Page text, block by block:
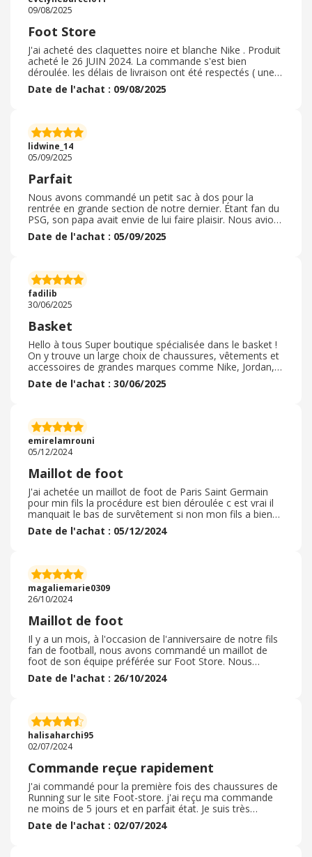
09/08/2025
Foot Store
J'ai acheté des claquettes noire et blanche Nike . Produit
acheté le 26 JUIN 2024. La commande s'est bien
déroulée. les délais de livraison ont été respectés ( une
semaine) . Le produit reçu était bien emballé et
conforme à mon attente. j'ai eu un code promotion
attentes. Très bon rapport qualité / prix et facile
d'utilisation. Mon fils adore. je recommande fortement
ce produit qui a duré dans le temps.
Date de l'achat : 09/08/2025
lidwine_14
05/09/2025
Parfait
Nous avons commandé un petit sac à dos pour la
rentrée en grande section de notre dernier. Étant fan du
PSG, son papa avait envie de lui faire plaisir. Nous avions
repéré un modèle mais qui était assez cher comparé à la
taille ( même si elle correspondait tout à fait à ce que
moins cher que la concurrence car en promo ( entre 10
et 15€ en moyenne) . Le fait qu’il soit sur EBuyClub m’a
poussé à commander même si je ne connaissais pas le
site. L’envoi a été très rapide, nous avons reçu le sac en
quelques jours.
Date de l'achat : 05/09/2025
fadilib
30/06/2025
Basket
Hello à tous Super boutique spécialisée dans le basket !
On y trouve un large choix de chaussures, vêtements et
accessoires de grandes marques comme Nike, Jordan,
Adidas ou Under Armour. L’équipe est vraiment
passionnée, à l’écoute et donne d’excellents conseils,
livraison est rapide. C’est devenu mon adresse
incontournable pour tout ce qui touche au basketball. Je
recommande vivement !
Date de l'achat : 30/06/2025
emirelamrouni
05/12/2024
Maillot de foot
J'ai achetée un maillot de foot de Paris Saint Germain
pour min fils la procédure est bien déroulée c est vrai il
manquait le bas de survêtement si non mon fils a bien
aimé ce maillot car il est passionné par le foot et les
joueurs. En effet j'ai pas eu de code promo et c'est bien
min fils la procédure est bien déroulée c est vrai il
manquait le bas de survêtement si non mon fils a bien
aimé ce maillot car il est passionné par le foot et les
joueurs. En effet j'ai pas eu de code promo et c'est bien
dommage car j'ai fais beaucoup d'achat sur ce site
Date de l'achat : 05/12/2024
magaliemarie0309
26/10/2024
Maillot de foot
Il y a un mois, à l'occasion de l'anniversaire de notre fils
fan de football, nous avons commandé un maillot de
foot de son équipe préférée sur Foot Store. Nous
sommes contents de notre achat. Il s'agissait d'une
première commande chez ce commerçant et nous ne
nous également car les prix sont plus que corrects. Nous
commanderons à nouveau chez eux et les
recommandons sans aucun soucis. Une belle
découverte.
Date de l'achat : 26/10/2024
halisaharchi95
02/07/2024
Commande reçue rapidement
J'ai commandé pour la première fois des chaussures de
Running sur le site Foot-store. j'ai reçu ma commande
ne moins de 5 jours et en parfait état. Je suis très
satisfait de mes chaussures elles correspondent
parfaitement et sont à ma pointure. Lors de ma
Date de l'achat : 02/07/2024